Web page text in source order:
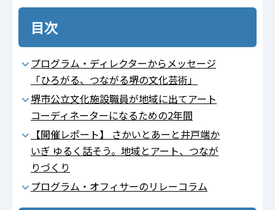
目次
プログラム・ディレクターからメッセージ
「ひろがる、つながる堺の文化芸術」
堺市公立文化施設職員が地域に出てアート
コーディネーターになるための2年間
【開催レポート】 さかいとあーと井戸端か
いぎ ゆるく話そう。地域とアート、つなが
りづくり
プログラム・オフィサーのリレーコラム